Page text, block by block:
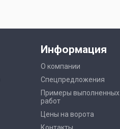
Информация
О компании
Спецпредложения
Примеры выполненных
работ
Цены на ворота